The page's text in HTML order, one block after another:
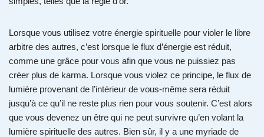
Lorsque vous utilisez votre énergie spirituelle pour violer le libre
arbitre des autres, c’est lorsque le flux d’énergie est réduit,
comme une grâce pour vous afin que vous ne puissiez pas
créer plus de karma. Lorsque vous violez ce principe, le flux de
lumière provenant de l’intérieur de vous-même sera réduit
jusqu’à ce qu’il ne reste plus rien pour vous soutenir. C’est alors
que vous devenez un être qui ne peut survivre qu’en volant la
lumière spirituelle des autres. Bien sûr, il y a une myriade de